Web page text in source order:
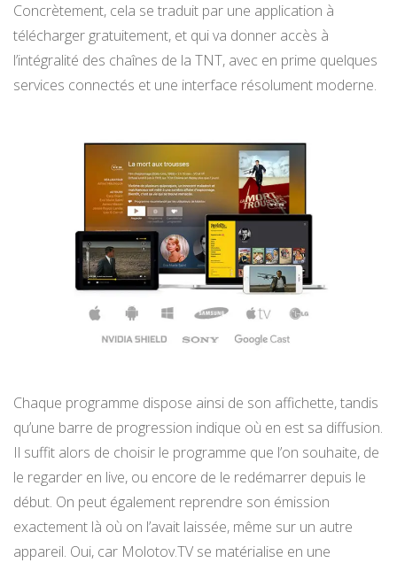
Concrètement, cela se traduit par une application à
télécharger gratuitement, et qui va donner accès à
l’intégralité des chaînes de la TNT, avec en prime quelques
services connectés et une interface résolument moderne.
Chaque programme dispose ainsi de son affichette, tandis
qu’une barre de progression indique où en est sa diffusion.
Il suffit alors de choisir le programme que l’on souhaite, de
le regarder en live, ou encore de le redémarrer depuis le
début. On peut également reprendre son émission
exactement là où on l’avait laissée, même sur un autre
appareil. Oui, car Molotov.TV se matérialise en une